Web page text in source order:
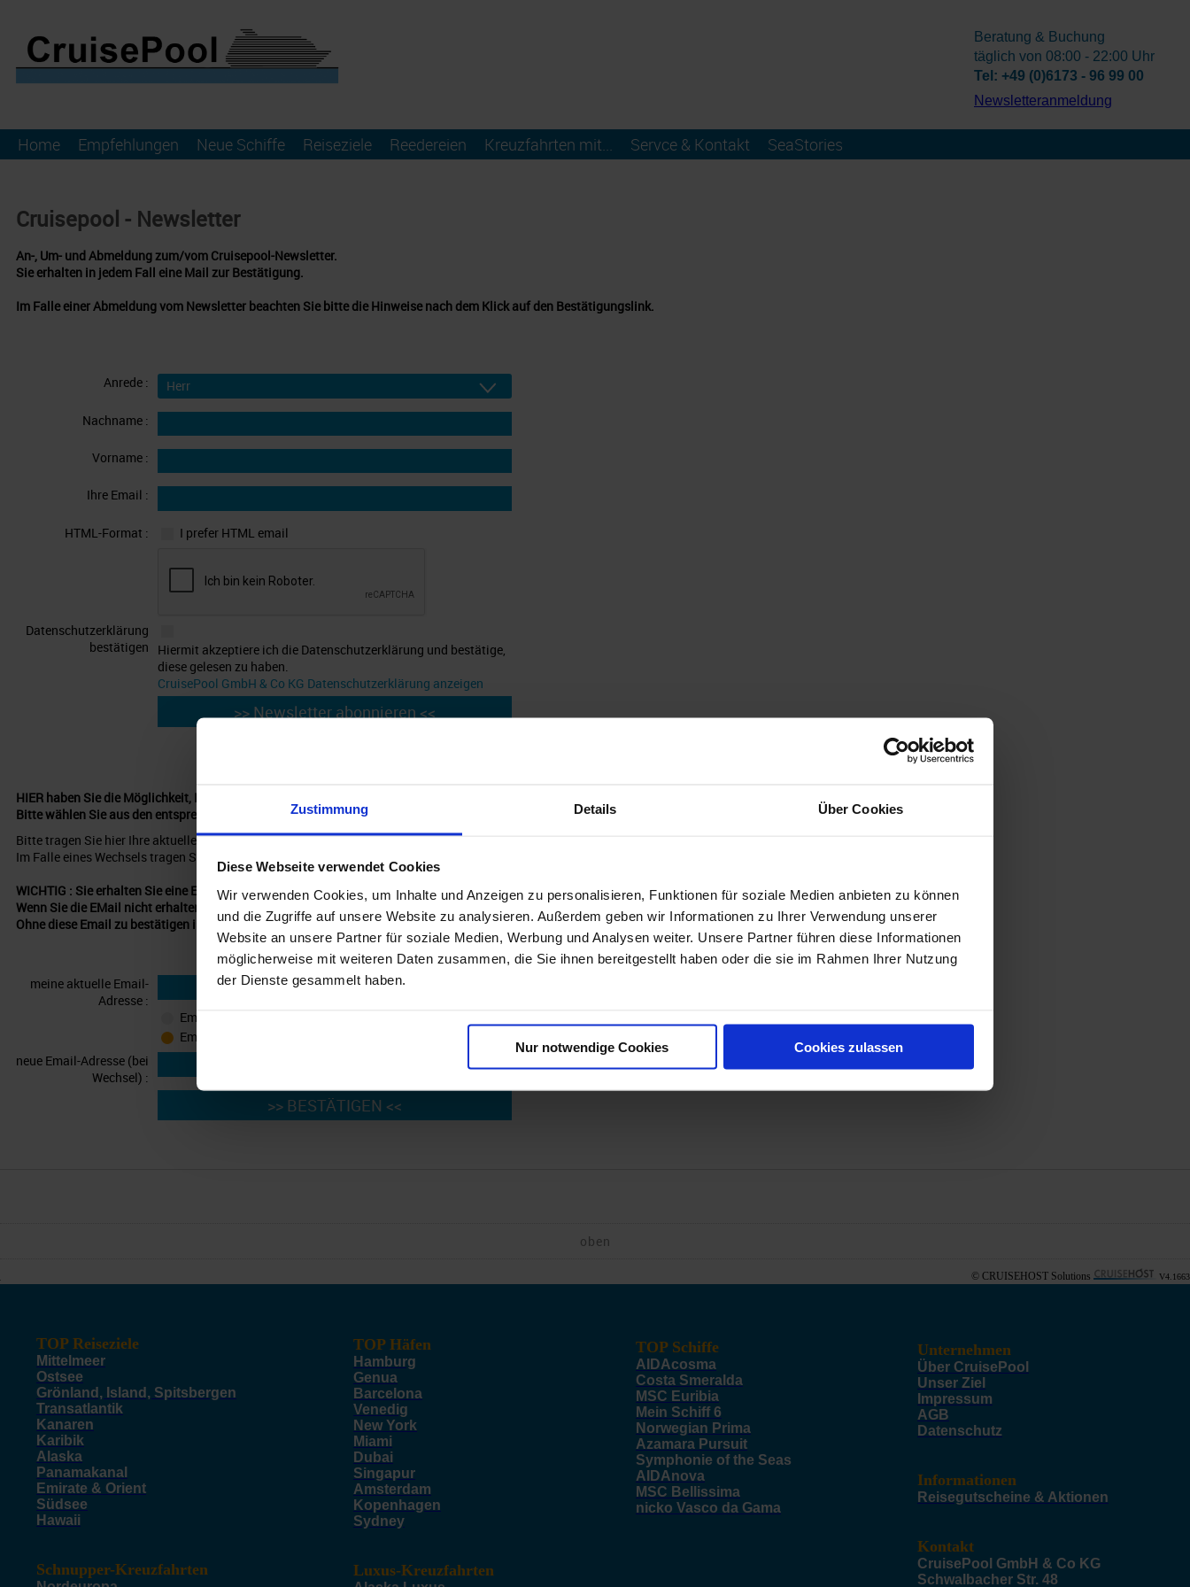
Zustimmung Details Über Cookies
Diese Webseite verwendet Cookies
Wir verwenden Cookies, um Inhalte und Anzeigen zu personalisieren, Funktionen für soziale Medien anbieten zu können
und die Zugriffe auf unsere Website zu analysieren. Außerdem geben wir Informationen zu Ihrer Verwendung unserer
Website an unsere Partner für soziale Medien, Werbung und Analysen weiter. Unsere Partner führen diese Informationen
möglicherweise mit weiteren Daten zusammen, die Sie ihnen bereitgestellt haben oder die sie im Rahmen Ihrer Nutzung
der Dienste gesammelt haben.
Nur notwendige Cookies Cookies zulassen
Home Empfehlungen Neue Schiffe Reiseziele Reedereien Kreuzfahrten mit... Servce & Kontakt SeaStories
Beratung & Buchung
täglich von 08:00 - 22:00 Uhr
Tel: +49 (0)6173 - 96 99 00
­Newsletteranmeldung
Cruisepool - Newsletter
An-, Um- und Abmeldung zum/vom Cruisepool-Newsletter.
Sie erhalten in jedem Fall eine Mail zur Bestätigung.
Im Falle einer Abmeldung vom Newsletter beachten Sie bitte die Hinweise nach dem Klick auf den Bestätigungslink.
Anrede :
Nachname :
Vorname :
Ihre Email :
HTML-Format : I prefer HTML email
Datenschutzerklärung
bestätigen
Hiermit akzeptiere ich die Datenschutzerklärung und bestätige,
diese gelesen zu haben.
CruisePool GmbH & Co KG Datenschutzerklärung anzeigen
HIER haben Sie die Möglichkeit, Ihre Email-Adresse zu ÄNDERN oder unseren Newsletter ABZUBESTELLEN.
Bitte wählen Sie aus den entsprechenden Möglichkeiten.
Bitte tragen Sie hier Ihre aktuelle Emailadresse ein und wählen Sie anschließend, ob diese ausgetragen oder gewechselt werden soll.
Im Falle eines Wechsels tragen Sie bitte darunter Ihre neue Email-Adresse ein
WICHTIG : Sie erhalten Sie eine Email mit einem Link zum Bestätigen der Abmeldung.
Wenn Sie die EMail nicht erhalten, prüfen Sie bitte Ihr SPAM/JUNK Postfach.
Ohne diese Email zu bestätigen ist die Abmeldung NICHT erfolgreich !
meine aktuelle Email-
Adresse :
Email-Adresse wechseln
Email-Adresse aus Newsletterverteiler löschen
neue Email-Adresse (bei
Wechsel) :
oben
© CRUISEHOST Solutions V4.1663
TOP Reiseziele
Mittelmeer
Ostsee
Grönland, Island, Spitsbergen
Transatlantik
Kanaren
Karibik
Alaska
Panamakanal
Emirate & Orient
Südsee
Hawaii
Schnupper-Kreuzfahrten
TOP Häfen
Hamburg
Genua
Barcelona
Venedig
New York
Miami
Dubai
Singapur
Amsterdam
Kopenhagen
Sydney
Luxus-Kreuzfahrten
TOP Schiffe
AIDAcosma
Costa Smeralda
MSC Euribia
Mein Schiff 6
Norwegian Prima
Azamara Pursuit
Symphonie of the Seas
AIDAnova
MSC Bellissima
nicko Vasco da Gama
Unternehmen
Über CruisePool
Unser Ziel
Impressum
AGB
Datenschutz
Informationen
Reisegutscheine & Aktionen
Kontakt
CruisePool GmbH & Co KG
Schwalbacher Str. 48